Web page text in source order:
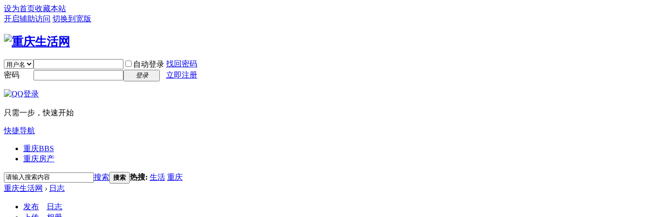
设为首页收藏本站
开启辅助访问 切换到宽版
自动登录 找回密码
密码
登录 立即注册
只需一步，快速开始
快捷导航
重庆BBS
重庆房产
搜索 搜索 热搜: 生活 重庆
重庆生活网 › 日志
发布
日志